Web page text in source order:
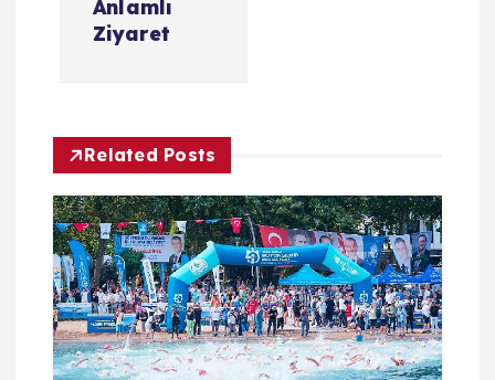
n
m
e
s
Anlamlı
Ziyaret
Related Posts